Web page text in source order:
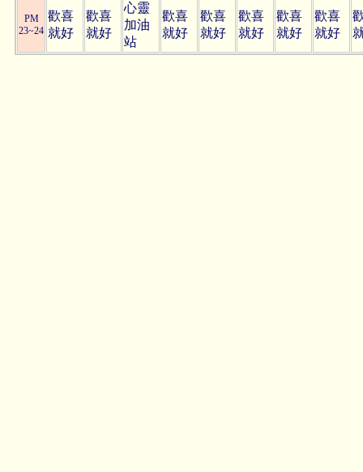
PM
23~24
歡喜
就好
歡喜
就好
心靈
加油
站
歡喜
就好
歡喜
就好
歡喜
就好
歡喜
就好
歡喜
就好